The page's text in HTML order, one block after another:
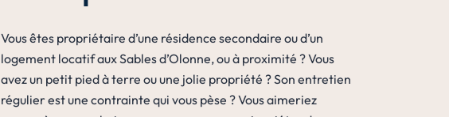
Vous êtes propriétaire d’une résidence secondaire ou d’un
logement locatif aux Sables d’Olonne, ou à proximité ? Vous
avez un petit pied à terre ou une jolie propriété ? Son entretien
régulier est une contrainte qui vous pèse ? Vous aimeriez